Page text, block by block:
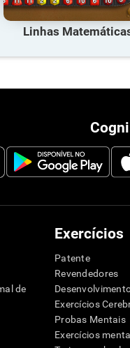
Linhas
de
Exercícios
Patente
Revendedores
Exercícios
Probas Mentais
Exercícios